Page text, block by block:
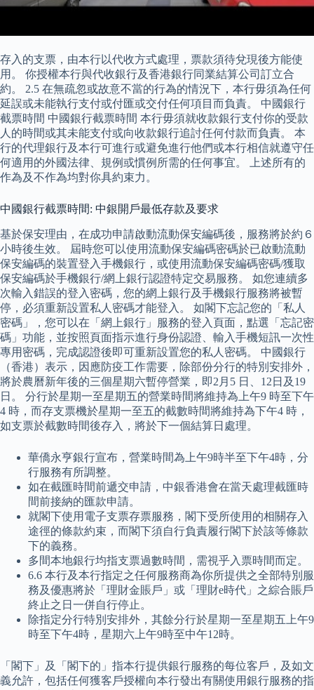
存入的支票，由本行以代收方式處理，票款須待兌現後方能使
用。 你授權本行與代收銀行及香港銀行同業結算公司訂立合
約。 2.5 在無疏忽或故意不當的行為的情況下，本行毋須為任何
延誤或未能執行支付或付匯或交付任何項目而負責。 中國銀行
截票時間 中國銀行截票時間 本行毋須就收款銀行支付你的受款
人的時間或其未能支付或向收款銀行追討任何付款而負責。 本
行的代理銀行及本行可進行或避免進行他們或本行相信就遵守任
何適用的外國法律、規例或慣例所需的任何事宜。 上述所有的
作為及不作為均對你具約束力。
中國銀行截票時間: 中銀開戶最低存款及要求
基於保安理由，在成功申請啟動流動保安編碼後，服務將於約６
小時後生效。 屆時您可以使用流動保安編碼密碼於已啟動流動
保安編碼的裝置登入手機銀行，或使用流動保安編碼密碼/獲取
保安編碼於手機銀行/網上銀行認證特定交易服務。 如您連續多
次輸入錯誤的登入密碼，您的網上銀行及手機銀行服務將被暫
停，必須重新設置私人密碼才能登入。 如閣下忘記您的「私人
密碼」，您可以在「網上銀行」服務的登入頁面，點選「忘記密
碼」功能，並按照頁面指示進行身份認證、輸入手機短訊一次性
專用密碼，完成認證後即可重新設置您的私人密碼。 中國銀行
（香港）表示，因應防疫工作需要，除部份分行的特別安排外，
將於農曆新年後的三個星期六暫停營業，即2月5 日、12日及19
日。 分行於星期一至星期五的營業時間將維持為上午9 時至下午
4 時，而存支票機於星期一至五的截數時間將維持為下午4 時，
如支票於截數時間後存入，將於下一個結算日處理。
華僑永亨銀行宣布，營業時間為上午9時半至下午4時，分
行服務有所調整。
如在截匯時間前遞交申請，中銀香港會在當天處理截匯時
間前接納的匯款申請。
就閣下使用電子支票存票服務，閣下受所使用的相關存入
途徑的條款約束，而閣下須自行負責履行閣下於該等條款
下的義務。
多間本地銀行均指支票過數時間，需視乎入票時間而定。
6.6 本行及本行指定之任何服務商為你所提供之全部特別服
務及優惠將於「理財金賬戶」或「理財e時代」之綜合賬戶
終止之日一併自行停止。
除指定分行特別安排外，其餘分行於星期一至星期五上午9
時至下午4時，星期六上午9時至中午12時。
「閣下」及「閣下的」指本行提供銀行服務的每位客戶，及如文
義允許，包括任何獲客戶授權向本行發出有關使用銀行服務的指